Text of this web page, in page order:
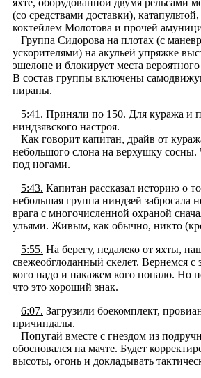
яхте, оборудованной двумя рельсами
(со средствами доставки),
коктейлем Молотова и прочей
Группа Сидорова на плотах (с
ускорителями) на акульей упряжке
эшелоне и блокирует места
В состав группы включены
пираны.
5:41. Приняли по 150. Для куража и
ниндзявского настроя.
Как говорит капитан, драйв от
небольшого слона на верхушку
под ногами.
5:43. Капитан рассказал историю о
небольшая группа ниндзей забросала
врага с многочисленной охраной
ульями. Живым, как обычно, никто
5:55. На берегу, недалеко от яхты,
свежеобглоданный скелет. Вернемся с
кого надо и накажем кого попало. Но
что это хороший знак.
6:07. Загрузили боекомплект,
причиндалы.
Попугай вместе с гнездом из
обосновался на мачте. Будет
высоты, огонь и докладывать